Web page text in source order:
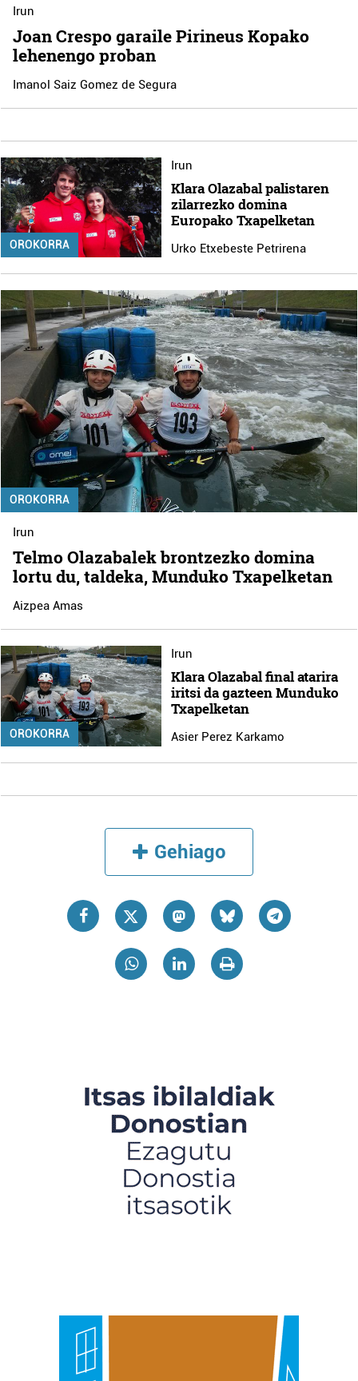
Irun
Joan Crespo garaile Pirineus Kopako
lehenengo proban
Imanol Saiz Gomez de Segura
OROKORRA
Irun
Klara Olazabal palistaren
zilarrezko domina
Europako Txapelketan
Urko Etxebeste Petrirena
OROKORRA
Irun
Telmo Olazabalek brontzezko domina
lortu du, taldeka, Munduko Txapelketan
Aizpea Amas
OROKORRA
Irun
Klara Olazabal final atarira
iritsi da gazteen Munduko
Txapelketan
Asier Perez Karkamo
Gehiago